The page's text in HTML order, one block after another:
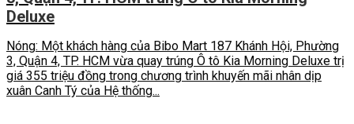
Deluxe
Nóng: Một khách hàng của Bibo Mart 187 Khánh Hội, Phường
3, Quận 4, TP. HCM vừa quay trúng Ô tô Kia Morning Deluxe trị
giá 355 triệu đồng trong chương trình khuyến mãi nhân dịp
xuân Canh Tý của Hệ thống...